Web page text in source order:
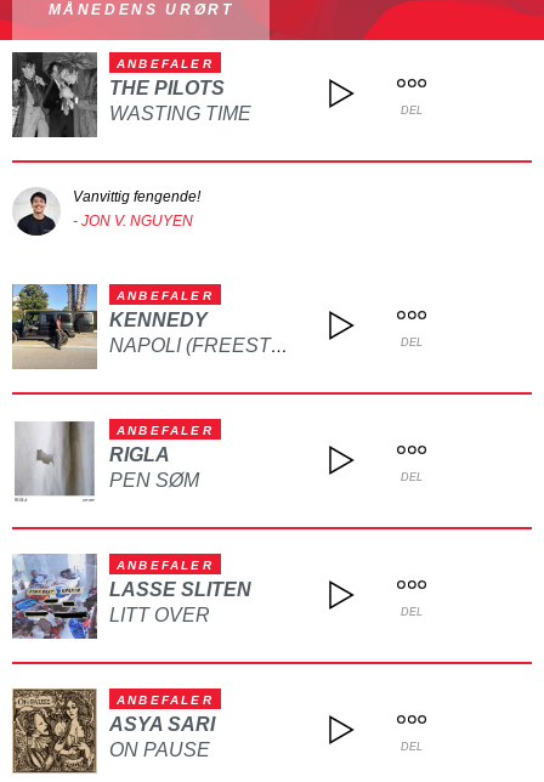
MÅNEDENS URØRT
ANBEFALER
THE PILOTS
WASTING TIME
DEL
Vanvittig fengende!
- JON V. NGUYEN
ANBEFALER
KENNEDY
NAPOLI (FREESTYLE) DEL
ANBEFALER
RIGLA
PEN SØM
DEL
ANBEFALER
LASSE SLITEN
LITT OVER
DEL
ANBEFALER
ASYA SARI
ON PAUSE
DEL